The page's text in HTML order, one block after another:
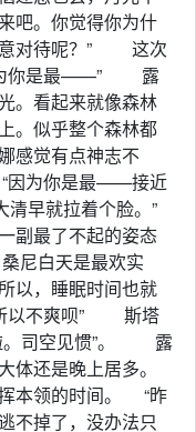
吧。你觉得你为什
意对待呢？” 这次
为你是最——” 露
。看起来就像森林
。似乎整个森林都
感觉有点神志不
因为你是最——接近
早就拉着个脸。”
最了不起的姿态
白天是最欢实
以，睡眠时间也就
以不爽呗” 斯塔
。司空见惯”。 露
体还是晚上居多。
本领的时间。 “昨
不掉了，没办法只